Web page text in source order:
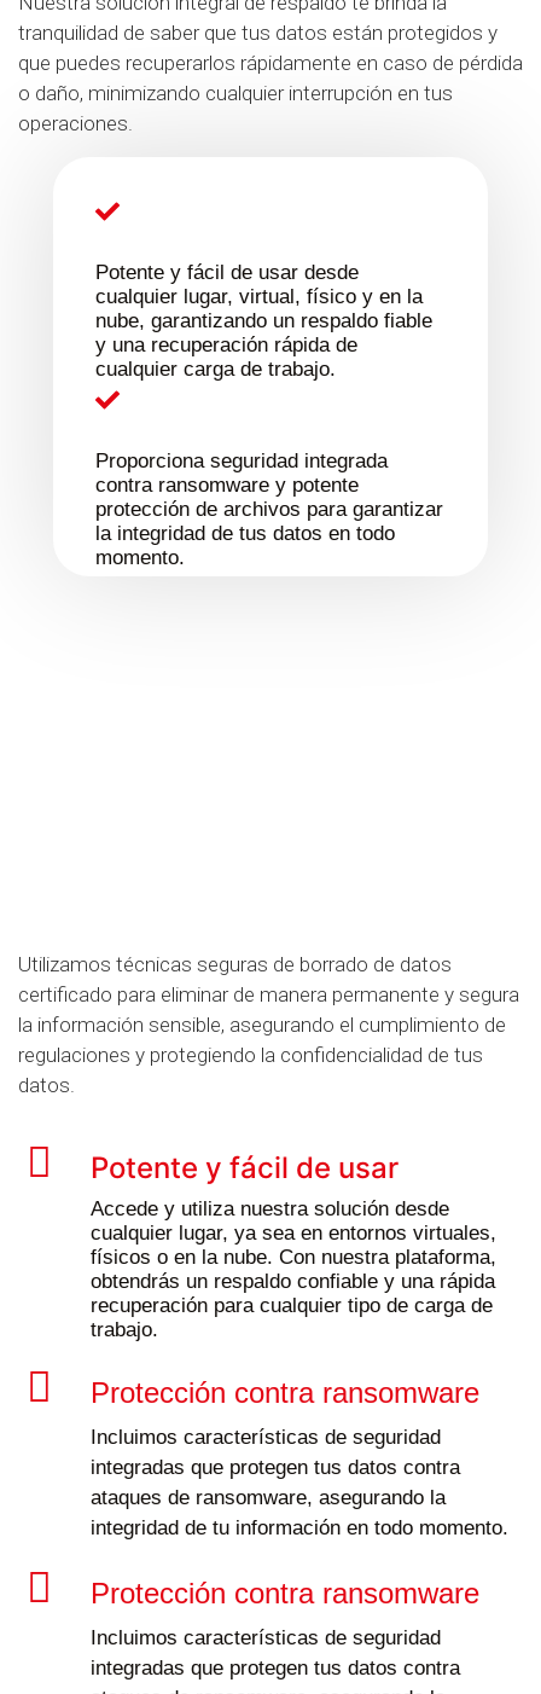
Potente y fácil de usar desde
cualquier lugar, virtual, físico y en la
nube, garantizando un respaldo fiable
y una recuperación rápida de
cualquier carga de trabajo.
Proporciona seguridad integrada
contra ransomware y potente
protección de archivos para garantizar
la integridad de tus datos en todo
momento.
tranquilidad de saber que tus datos están protegidos y
que puedes recuperarlos rápidamente en caso de pérdida
o daño, minimizando cualquier interrupción en tus
operaciones.
Utilizamos técnicas seguras de borrado de datos
certificado para eliminar de manera permanente y segura
la información sensible, asegurando el cumplimiento de
regulaciones y protegiendo la confidencialidad de tus
datos.
Potente y fácil de usar
Accede y utiliza nuestra solución desde
cualquier lugar, ya sea en entornos virtuales,
físicos o en la nube. Con nuestra plataforma,
obtendrás un respaldo confiable y una rápida
recuperación para cualquier tipo de carga de
trabajo.
Protección contra ransomware
Incluimos características de seguridad
integradas que protegen tus datos contra
ataques de ransomware, asegurando la
integridad de tu información en todo momento.
Protección contra ransomware
Incluimos características de seguridad
integradas que protegen tus datos contra